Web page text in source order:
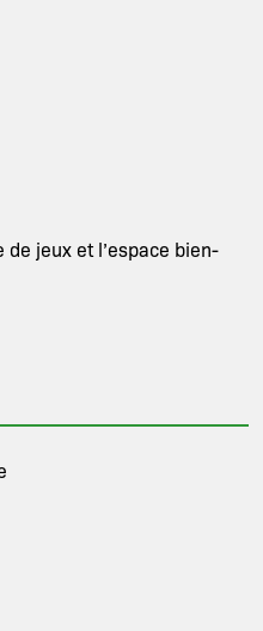
jeux et l’espace bien-